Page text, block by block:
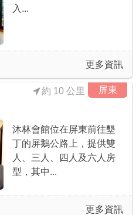
入...
更多資訊
屏東
約 10 公里
沐林會館位在屏東前往墾
丁的屏鵝公路上，提供雙
人、三人、四人及六人房
型，其中...
更多資訊